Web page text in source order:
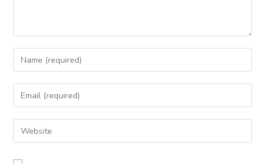
Enter
your
name
comment
Enter
your
email
address
Enter
your